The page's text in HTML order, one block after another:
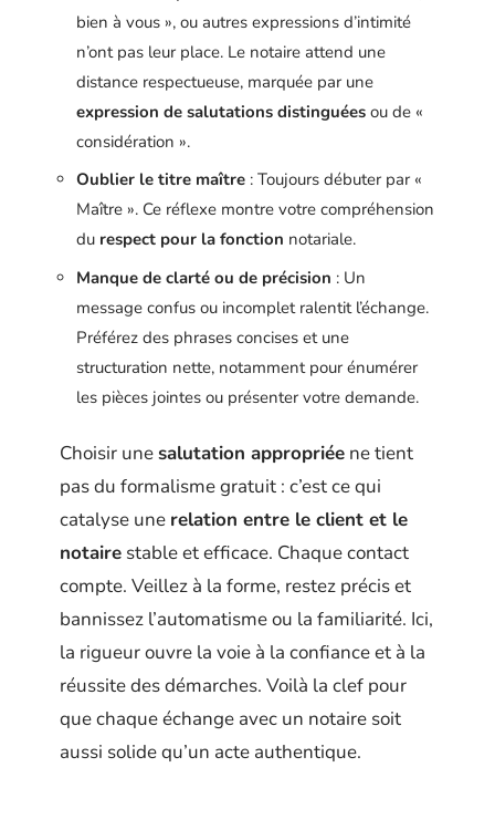
bien à vous », ou autres expressions d’intimité
n’ont pas leur place. Le notaire attend une
distance respectueuse, marquée par une
expression de salutations distinguées ou de «
considération ».
Oublier le titre maître : Toujours débuter par «
Maître ». Ce réflexe montre votre compréhension
du respect pour la fonction notariale.
Manque de clarté ou de précision : Un
message confus ou incomplet ralentit l’échange.
Préférez des phrases concises et une
structuration nette, notamment pour énumérer
les pièces jointes ou présenter votre demande.
Choisir unesalutation appropriée ne tient
pas du formalisme gratuit : c’est ce qui
catalyse une relation entre le client et le
notaire stable et efficace. Chaque contact
compte. Veillez à la forme, restez précis et
bannissez l’automatisme ou la familiarité. Ici,
la rigueur ouvre la voie à la confiance et à la
réussite des démarches. Voilà la clef pour
que chaque échange avec un notaire soit
aussi solide qu’un acte authentique.